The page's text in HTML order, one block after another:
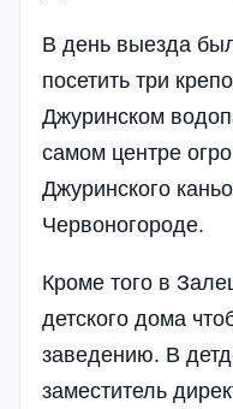
В день выезда
посетить три
Джуринском
самом центре
Джуринского
Червоногороде.
Кроме того в
детского дома
заведению. В
заместитель